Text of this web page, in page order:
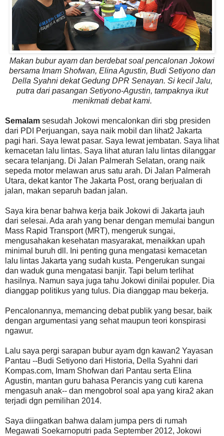
Makan bubur ayam dan berdebat soal pencalonan Jokowi
bersama Imam Shofwan, Elina Agustin, Budi Setiyono dan
Della Syahni dekat Gedung DPR Senayan. Si kecil Jalu,
putra dari pasangan Setiyono-Agustin, tampaknya ikut
menikmati debat kami.
Semalam sesudah Jokowi mencalonkan diri sbg presiden
dari PDI Perjuangan, saya naik mobil dan lihat2 Jakarta
pagi hari. Saya lewat pasar. Saya lewat jembatan. Saya lihat
kemacetan lalu lintas. Saya lihat aturan lalu lintas dilanggar
secara telanjang. Di Jalan Palmerah Selatan, orang naik
sepeda motor melawan arus satu arah. Di Jalan Palmerah
Utara, dekat kantor The Jakarta Post, orang berjualan di
jalan, makan separuh badan jalan.
Saya kira benar bahwa kerja baik Jokowi di Jakarta jauh
dari selesai. Ada arah yang benar dengan memulai bangun
Mass Rapid Transport (MRT), mengeruk sungai,
mengusahakan kesehatan masyarakat, menaikkan upah
minimal buruh dll. Ini penting guna mengatasi kemacetan
lalu lintas Jakarta yang sudah kusta. Pengerukan sungai
dan waduk guna mengatasi banjir. Tapi belum terlihat
hasilnya. Namun saya juga tahu Jokowi dinilai populer. Dia
dianggap politikus yang tulus. Dia dianggap mau bekerja.
Pencalonannya, memancing debat publik yang besar, baik
dengan argumentasi yang sehat maupun teori konspirasi
ngawur.
Lalu saya pergi sarapan bubur ayam dgn kawan2 Yayasan
Pantau --Budi Setiyono dari Historia, Della Syahni dari
Kompas.com, Imam Shofwan dari Pantau serta Elina
Agustin, mantan guru bahasa Perancis yang cuti karena
mengasuh anak-- dan mengobrol soal apa yang kira2 akan
terjadi dgn pemilihan 2014.
Saya diingatkan bahwa dalam jumpa pers di rumah
Megawati Soekarnoputri pada September 2012, Jokowi